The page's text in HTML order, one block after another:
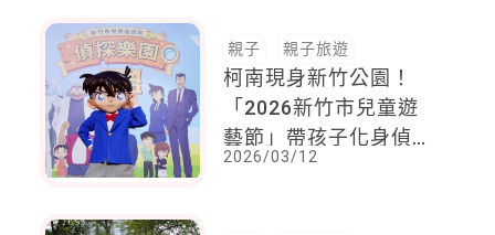
親子 親子旅遊
柯南現身新竹公園！
「2026新竹市兒童遊
藝節」帶孩子化身偵探
闖關
2026/03/12